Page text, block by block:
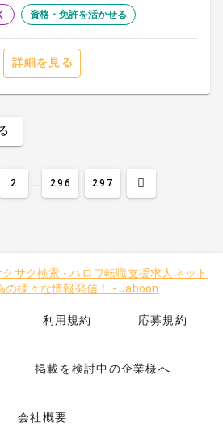
資格・免許を活かせる
詳細を見る
2 ... 296 297
サク検索 -ハロワ転職支援求人ネット
様々な情報発信！
- Jaboon
利用規約 応募規約
掲載を検討中の企業様へ
会社概要